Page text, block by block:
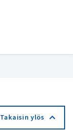
Takaisin ylös